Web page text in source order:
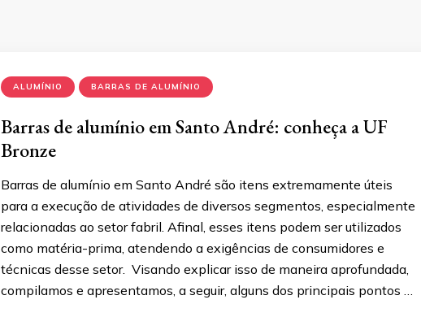
ALUMÍNIO BARRAS DE ALUMÍNIO
Barras de alumínio em Santo André: conheça a UF
Bronze
Barras de alumínio em Santo André são itens extremamente úteis
para a execução de atividades de diversos segmentos, especialmente
relacionadas ao setor fabril. Afinal, esses itens podem ser utilizados
como matéria-prima, atendendo a exigências de consumidores e
técnicas desse setor. Visando explicar isso de maneira aprofundada,
compilamos e apresentamos, a seguir, alguns dos principais pontos …